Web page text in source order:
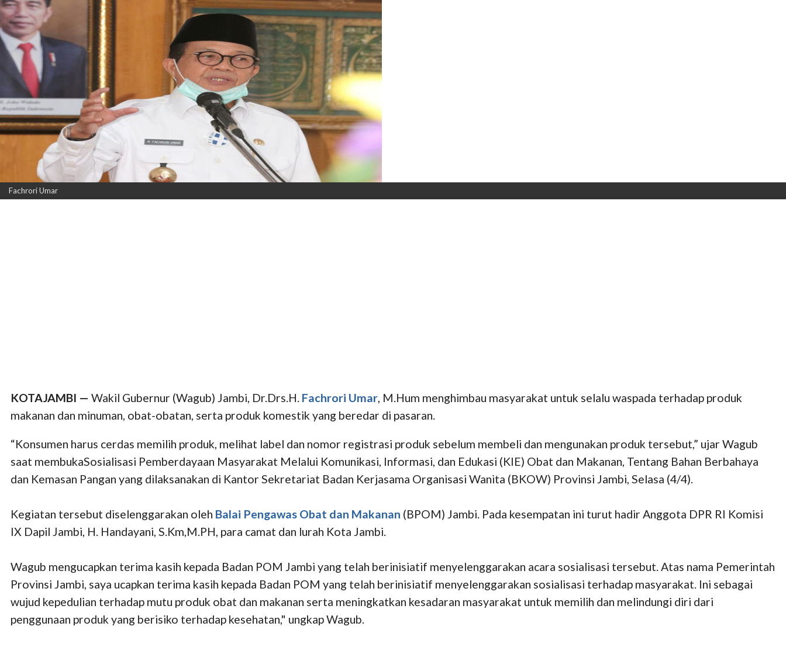
Fachrori Umar
KOTAJAMBI — Wakil Gubernur (Wagub) Jambi, Dr.Drs.H. Fachrori Umar , M.Hum menghimbau masyarakat untuk selalu waspada terhadap produk
makanan dan minuman, obat-obatan, serta produk komestik yang beredar di pasaran.
“Konsumen harus cerdas memilih produk, melihat label dan nomor registrasi produk sebelum membeli dan mengunakan produk tersebut,” ujar Wagub
saat membukaSosialisasi Pemberdayaan Masyarakat Melalui Komunikasi, Informasi, dan Edukasi (KIE) Obat dan Makanan, Tentang Bahan Berbahaya
dan Kemasan Pangan yang dilaksanakan di Kantor Sekretariat Badan Kerjasama Organisasi Wanita (BKOW) Provinsi Jambi, Selasa (4/4).
Kegiatan tersebut diselenggarakan oleh Balai Pengawas Obat dan Makanan (BPOM) Jambi. Pada kesempatan ini turut hadir Anggota DPR RI Komisi
IX Dapil Jambi, H. Handayani, S.Km,M.PH, para camat dan lurah Kota Jambi.
Wagub mengucapkan terima kasih kepada Badan POM Jambi yang telah berinisiatif menyelenggarakan acara sosialisasi tersebut. Atas nama Pemerintah
Provinsi Jambi, saya ucapkan terima kasih kepada Badan POM yang telah berinisiatif menyelenggarakan sosialisasi terhadap masyarakat. Ini sebagai
wujud kepedulian terhadap mutu produk obat dan makanan serta meningkatkan kesadaran masyarakat untuk memilih dan melindungi diri dari
penggunaan produk yang berisiko terhadap kesehatan," ungkap Wagub.